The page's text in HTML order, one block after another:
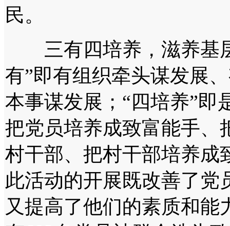
民。
三有四培养，滋养基
有”即有组织牵头谋发展
本事谋发展；“四培养”即
把党员培养成致富能手、
村干部、把村干部培养成
此活动的开展既改善了党
又提高了他们的素质和